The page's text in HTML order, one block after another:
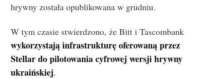
hrywny została opublikowana w grudniu.
W tym czasie stwierdzono, że Bitt i Tascombank
wykorzystają infrastrukturę oferowaną przez
Stellar do pilotowania cyfrowej wersji hrywny
ukraińskiej.